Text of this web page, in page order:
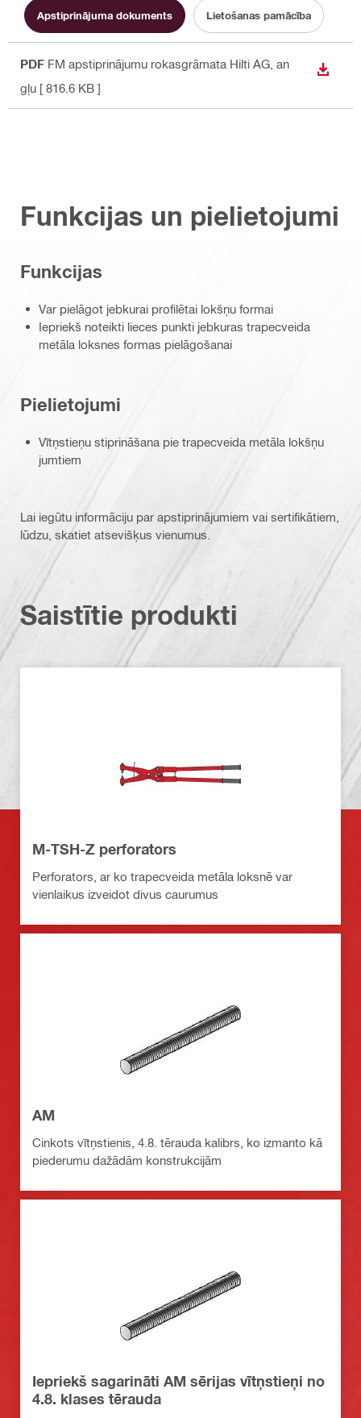
Apstiprinājuma dokuments Lietošanas pamācība
PDF FM apstiprinājumu rokasgrāmata Hilti AG , an
gļu [ 816.6 KB ]
Funkcijas un pielietojumi
Funkcijas
Var pielāgot jebkurai profilētai lokšņu formai
Iepriekš noteikti lieces punkti jebkuras trapecveida
metāla loksnes formas pielāgošanai
Pielietojumi
Vītņstieņu stiprināšana pie trapecveida metāla lokšņu
jumtiem
Lai iegūtu informāciju par apstiprinājumiem vai sertifikātiem,
lūdzu, skatiet atsevišķus vienumus.
Saistītie produkti
M-TSH-Z perforators
Perforators, ar ko trapecveida metāla loksnē var
vienlaikus izveidot divus caurumus
AM
Cinkots vītņstienis, 4.8. tērauda kalibrs, ko izmanto kā
piederumu dažādām konstrukcijām
Iepriekš sagarināti AM sērijas vītņstieņi no
4.8. klases tērauda